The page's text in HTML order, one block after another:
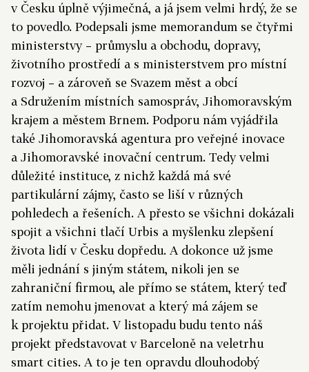
v Česku úplně výjimečná, a já jsem velmi hrdý, že se
to povedlo. Podepsali jsme memorandum se čtyřmi
ministerstvy – průmyslu a obchodu, dopravy,
životního prostředí a s ministerstvem pro místní
rozvoj – a zároveň se Svazem měst a obcí
a Sdružením místních samospráv, Jihomoravským
krajem a městem Brnem. Podporu nám vyjádřila
také Jihomoravská agentura pro veřejné inovace
a Jihomoravské inovační centrum. Tedy velmi
důležité instituce, z nichž každá má své
partikulární zájmy, často se liší v různých
pohledech a řešeních. A přesto se všichni dokázali
spojit a všichni tlačí Urbis a myšlenku zlepšení
života lidí v Česku dopředu. A dokonce už jsme
měli jednání s jiným státem, nikoli jen se
zahraniční firmou, ale přímo se státem, který teď
zatím nemohu jmenovat a který má zájem se
k projektu přidat. V listopadu budu tento náš
projekt představovat v Barceloně na veletrhu
smart cities. A to je ten opravdu dlouhodobý